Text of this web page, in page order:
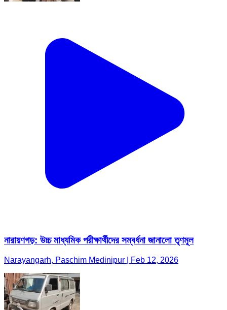
নারায়ণগড়: উচ্চ মাধ্যমিক পরীক্ষার্থীদের সম্বর্ধনা জানালো তৃণমূল
Narayangarh, Paschim Medinipur | Feb 12, 2026